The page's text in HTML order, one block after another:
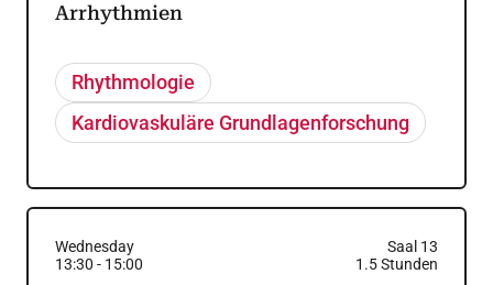
Arrhythmien
Rhythmologie
Kardiovaskuläre Grundlagenforschung
Wednesday
Saal 13
13:30 - 15:00 1.5Stunden